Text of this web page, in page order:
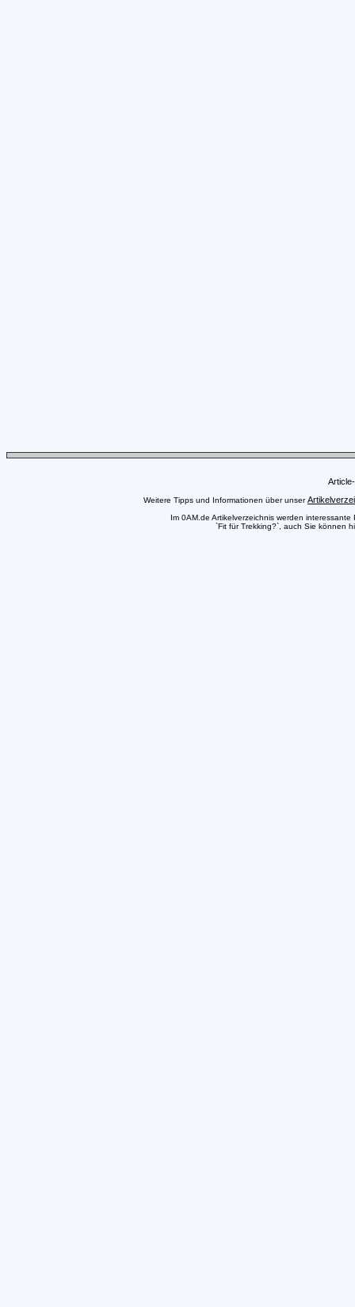
Weitere Tipps und Informationen über unser
Im 0AM.de Artikelverzeichnis werden
`Fit für Trekking?`, auch Sie können